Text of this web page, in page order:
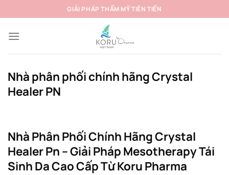
qua
nội
GIẢI PHÁP THẨM MỸ TIÊN TIẾN
Nhà phân phối chính hãng Crystal
Healer PN
Nhà Phân Phối Chính Hãng Crystal
Healer Pn – Giải Pháp Mesotherapy Tái
Sinh Da Cao Cấp Từ Koru Pharma